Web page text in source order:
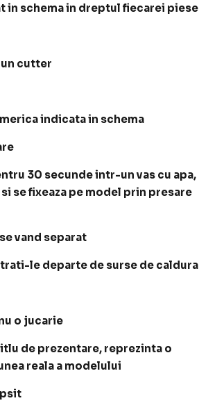
in schema in dreptul fiecarei piese
cutter
indicata in schema
30 secunde intr-un vas cu apa,
se fixeaza pe model prin presare
vand separat
le departe de surse de caldura
o jucarie
de prezentare, reprezinta o
reala a modelului